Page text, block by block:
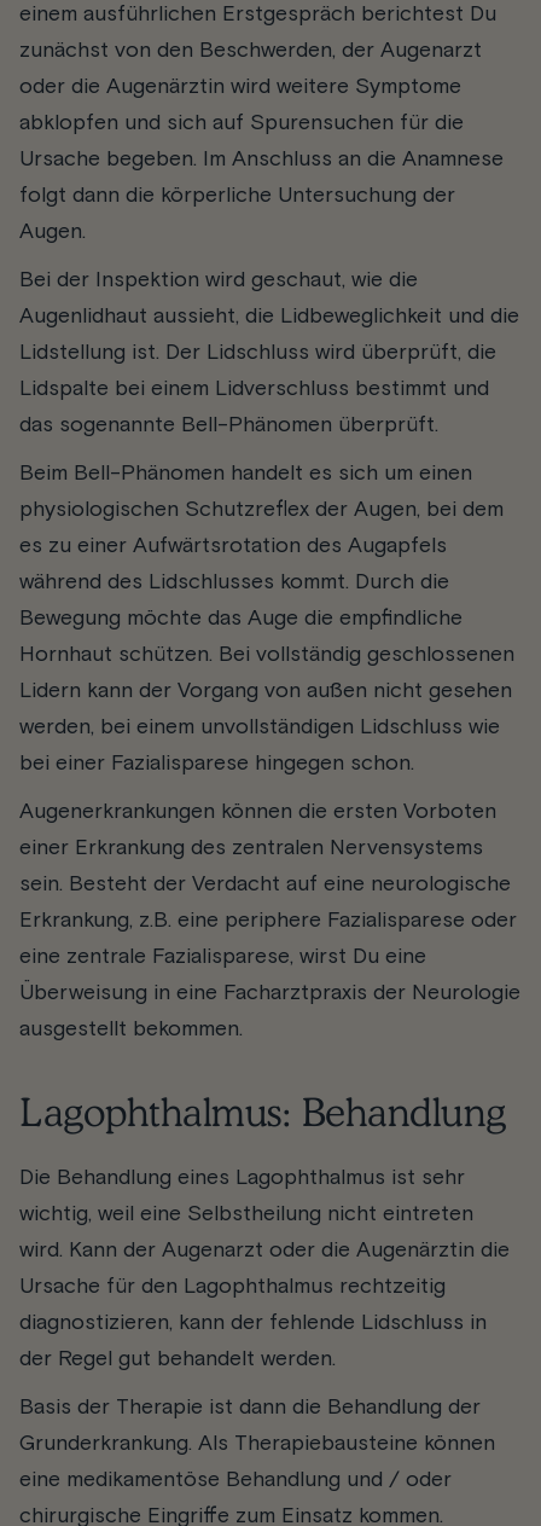
einem ausführlichen Erstgespräch berichtest Du
zunächst von den Beschwerden, der Augenarzt
oder die Augenärztin wird weitere Symptome
abklopfen und sich auf Spurensuchen für die
Ursache begeben. Im Anschluss an die Anamnese
folgt dann die körperliche Untersuchung der
Augen.
Bei der Inspektion wird geschaut, wie die
Augenlidhaut aussieht, die Lidbeweglichkeit und die
Lidstellung ist. Der Lidschluss wird überprüft, die
Lidspalte bei einem Lidverschluss bestimmt und
das sogenannte Bell-Phänomen überprüft.
Beim Bell-Phänomen handelt es sich um einen
physiologischen Schutzreflex der Augen, bei dem
es zu einer Aufwärtsrotation des Augapfels
während des Lidschlusses kommt. Durch die
Bewegung möchte das Auge die empfindliche
Hornhaut schützen. Bei vollständig geschlossenen
Lidern kann der Vorgang von außen nicht gesehen
werden, bei einem unvollständigen Lidschluss wie
bei einer Fazialisparese hingegen schon.
Augenerkrankungen können die ersten Vorboten
einer Erkrankung des zentralen Nervensystems
sein. Besteht der Verdacht auf eine neurologische
Erkrankung, z.B. eine periphere Fazialisparese oder
eine zentrale Fazialisparese, wirst Du eine
Überweisung in eine Facharztpraxis der Neurologie
ausgestellt bekommen.
Lagophthalmus: Behandlung
Die Behandlung eines Lagophthalmus ist sehr
wichtig, weil eine Selbstheilung nicht eintreten
wird. Kann der Augenarzt oder die Augenärztin die
Ursache für den Lagophthalmus rechtzeitig
diagnostizieren, kann der fehlende Lidschluss in
der Regel gut behandelt werden.
Basis der Therapie ist dann die Behandlung der
Grunderkrankung. Als Therapiebausteine können
eine medikamentöse Behandlung und / oder
chirurgische Eingriffe zum Einsatz kommen.